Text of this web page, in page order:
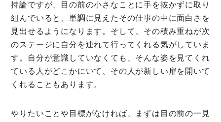
持論ですが、目の前の小さなことに手を抜かずに取り
組んでいると、単調に見えたその仕事の中に面白さを
見出せるようになります。そして、その積み重ねが次
のステージに自分を連れて行ってくれる気がしていま
す。自分が意識していなくても、そんな姿を見てくれ
ている人がどこかにいて、その人が新しい扉を開いて
くれることもあります。
やりたいことや目標がなければ、まずは目の前の一見